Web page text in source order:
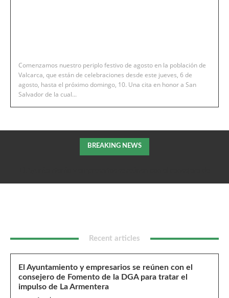
Comenzamos nuestro periplo festivo de agosto en la población de
Valcarca, que están de celebraciones desde este jueves, 6 de
agosto, hasta el próximo domingo, 10. Una cita en honor a San
Salvador de la cual...
BREAKING NEWS
Recent articles
El Ayuntamiento y empresarios se reúnen con el
consejero de Fomento de la DGA para tratar el
impulso de La Armentera